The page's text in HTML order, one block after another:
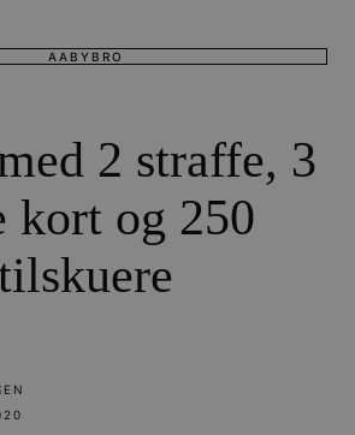
AABYBRO
2 straffe, 3
kort og 250